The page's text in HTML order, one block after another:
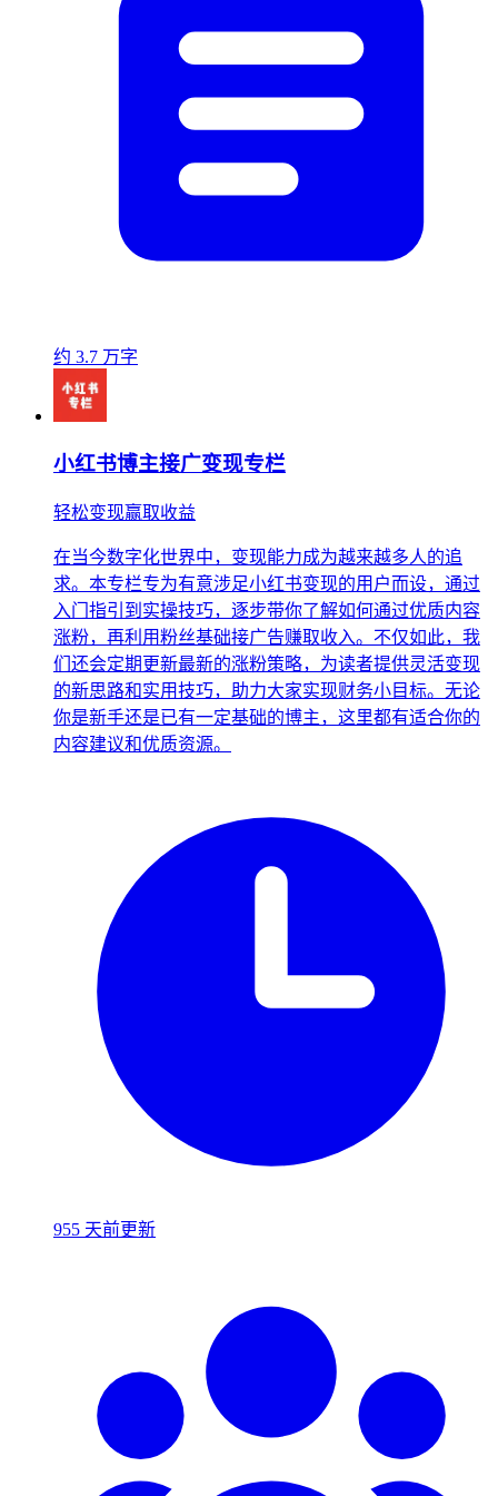
约 3.7 万字
小红书博主接广变现专栏
轻松变现赢取收益
在当今数字化世界中，变现能力成为越来越多人的追
求。本专栏专为有意涉足小红书变现的用户而设，通过
入门指引到实操技巧，逐步带你了解如何通过优质内容
涨粉，再利用粉丝基础接广告赚取收入。不仅如此，我
们还会定期更新最新的涨粉策略，为读者提供灵活变现
的新思路和实用技巧，助力大家实现财务小目标。无论
你是新手还是已有一定基础的博主，这里都有适合你的
内容建议和优质资源。
955 天前更新